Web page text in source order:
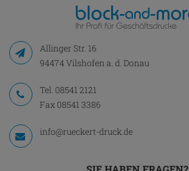
Allinger Str. 16
94474 Vilshofen a. d. Donau
Tel. 08541 2121
Fax 08541 3386
info@rueckert-druck.de